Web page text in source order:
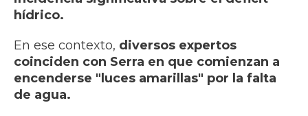
hídrico.
En ese contexto, diversos expertos
coinciden con Serra en que comienzan a
encenderse "luces amarillas" por la falta
de agua.